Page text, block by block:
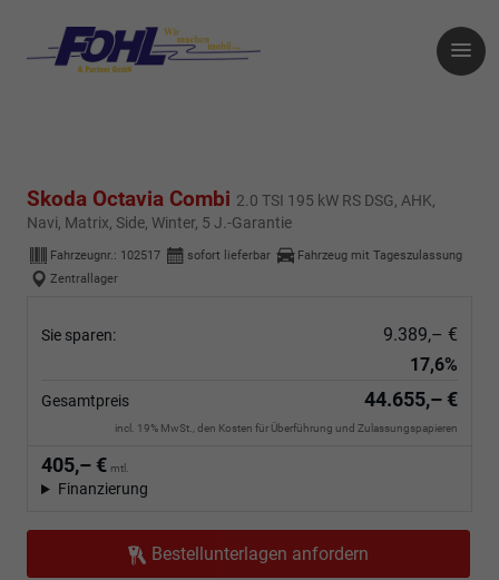
Skoda Octavia Combi 2.0 TSI 195 kW RS DSG, AHK,
Navi, Matrix, Side, Winter, 5 J.-Garantie
Fahrzeugnr.: 102517 sofort lieferbar
Fahrzeug mit Tageszulassung
Zentrallager
Sie sparen:
9.389,– €
17,6%
Gesamtpreis 44.655,– €
incl. 19% MwSt., den Kosten für Überführung und Zulassungspapieren
405,– € mtl.
Finanzierung
Bestellunterlagen anfordern